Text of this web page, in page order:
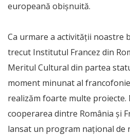
europeană obișnuită.
Ca urmare a activității noastre
trecut Institutul Francez din
Meritul Cultural din partea
moment minunat al
realizăm foarte multe proiecte.
cooperarea dintre România și
lansat un program național de